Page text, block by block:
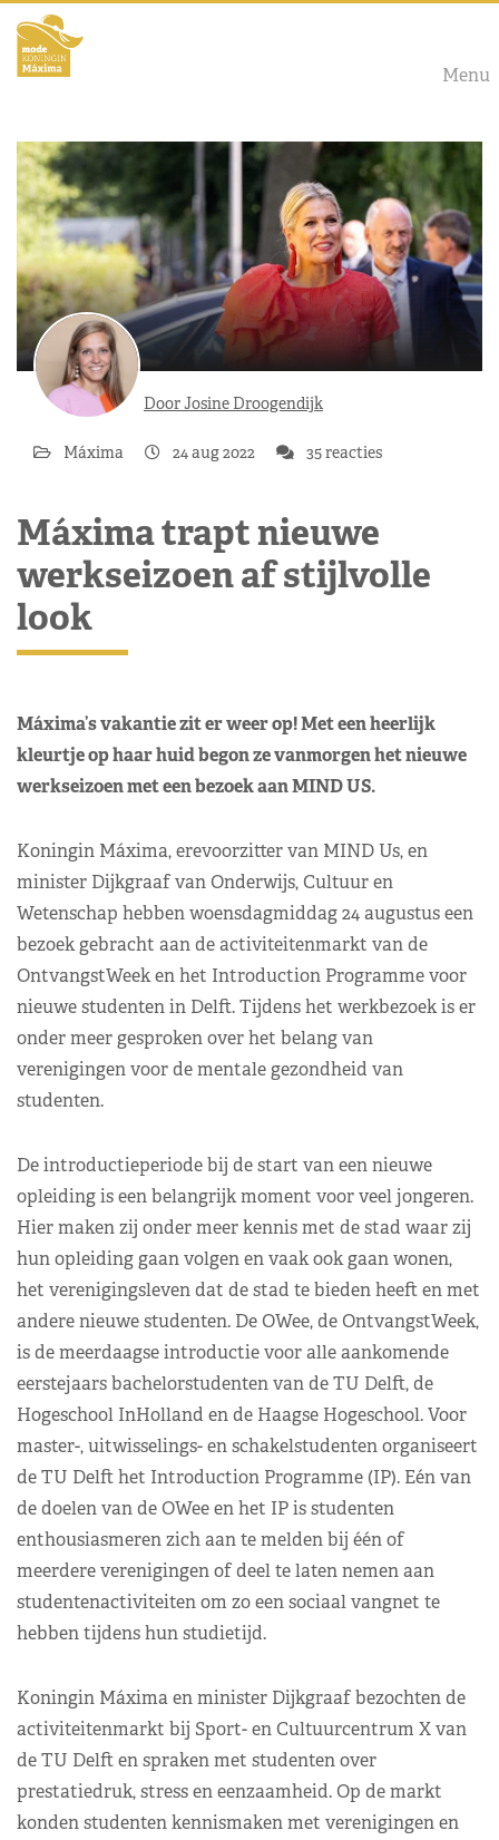
Menu
Door Josine Droogendijk
Máxima 24 aug 2022 35 reacties
Máxima trapt nieuwe
werkseizoen af stijlvolle
look
Máxima’s vakantie zit er weer op! Met een heerlijk
kleurtje op haar huid begon ze vanmorgen het nieuwe
werkseizoen met een bezoek aan MIND US.
Koningin Máxima, erevoorzitter van MIND Us, en
minister Dijkgraaf van Onderwijs, Cultuur en
Wetenschap hebben woensdagmiddag 24 augustus een
bezoek gebracht aan de activiteitenmarkt van de
OntvangstWeek en het Introduction Programme voor
nieuwe studenten in Delft. Tijdens het werkbezoek is er
onder meer gesproken over het belang van
verenigingen voor de mentale gezondheid van
studenten.
De introductieperiode bij de start van een nieuwe
opleiding is een belangrijk moment voor veel jongeren.
Hier maken zij onder meer kennis met de stad waar zij
hun opleiding gaan volgen en vaak ook gaan wonen,
het verenigingsleven dat de stad te bieden heeft en met
andere nieuwe studenten. De OWee, de OntvangstWeek,
is de meerdaagse introductie voor alle aankomende
eerstejaars bachelorstudenten van de TU Delft, de
Hogeschool InHolland en de Haagse Hogeschool. Voor
master-, uitwisselings- en schakelstudenten organiseert
de TU Delft het Introduction Programme (IP). Eén van
de doelen van de OWee en het IP is studenten
enthousiasmeren zich aan te melden bij één of
meerdere verenigingen of deel te laten nemen aan
studentenactiviteiten om zo een sociaal vangnet te
hebben tijdens hun studietijd.
Koningin Máxima en minister Dijkgraaf bezochten de
activiteitenmarkt bij Sport- en Cultuurcentrum X van
de TU Delft en spraken met studenten over
prestatiedruk, stress en eenzaamheid. Op de markt
konden studenten kennismaken met verenigingen en